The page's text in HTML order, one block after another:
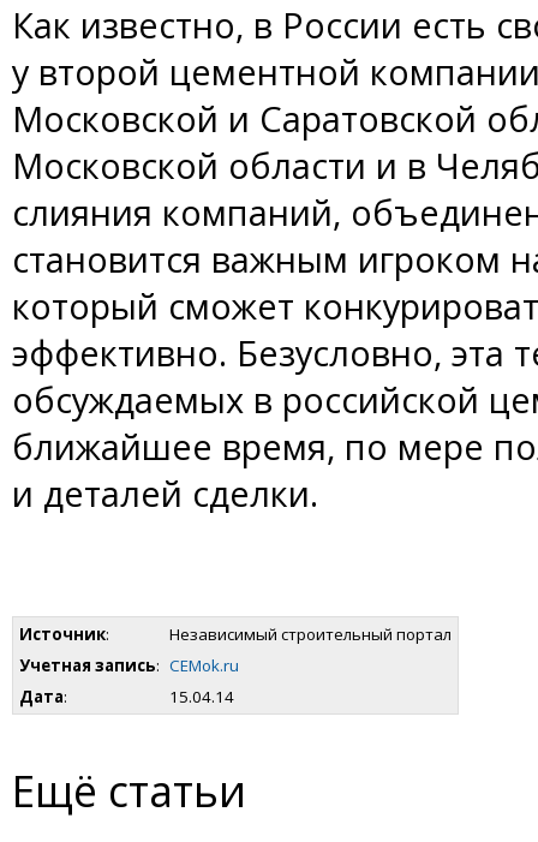
Как известно, в России есть
у второй цементной
Московской и Саратовской
Московской области и в
слияния компаний,
становится важным игроком
который сможет
эффективно. Безусловно, эта
обсуждаемых в российской
ближайшее время, по мере
и деталей сделки.
Источник:
Независимый строительный портал
Учетная запись: CEMok.ru
Дата: 15.04.14
Ещё статьи